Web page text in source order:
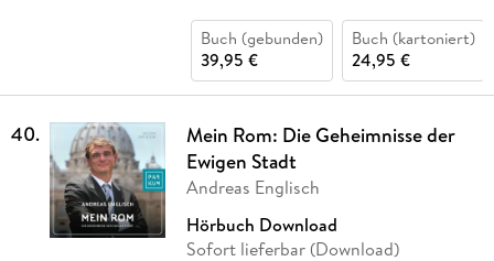
Buch (gebunden)
39,95 €
Buch (kartoniert)
24,95 €
40.
Mein Rom: Die Geheimnisse der
Ewigen Stadt
Andreas Englisch
Hörbuch Download
Sofort lieferbar (Download)